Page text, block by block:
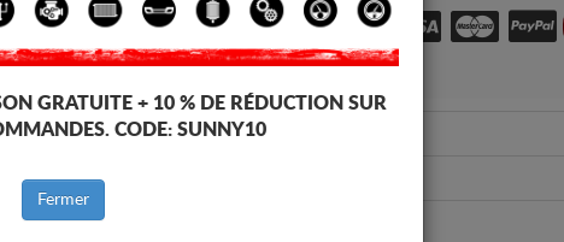
186€
TTC
Marque Skoda
GRATUITE + 10 % DE RÉDUCTION SUR
CODE: SUNNY10
Fermer